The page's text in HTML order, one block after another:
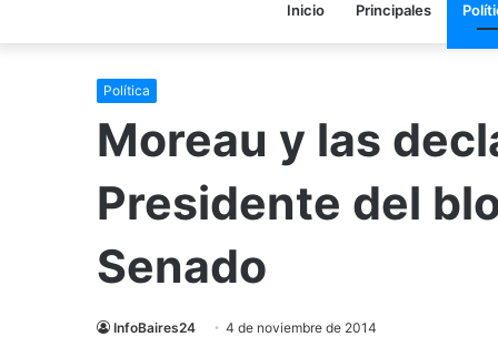
Inicio Principales
Política
Moreau y las
Presidente del
Senado
InfoBaires24 4 de noviembre de 2014